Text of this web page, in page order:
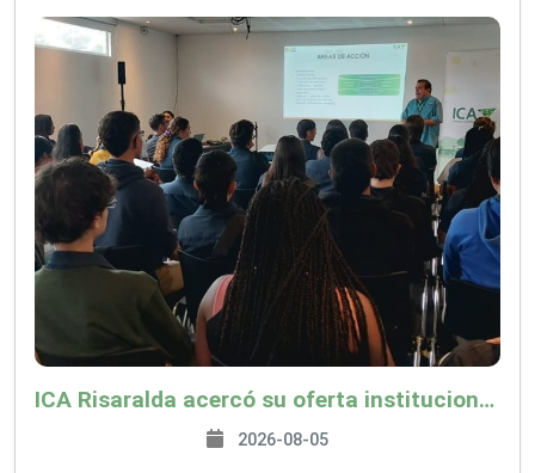
ICA Risaralda acercó su oferta institucional a productores y emprendedores en Expocamello
2026-08-05